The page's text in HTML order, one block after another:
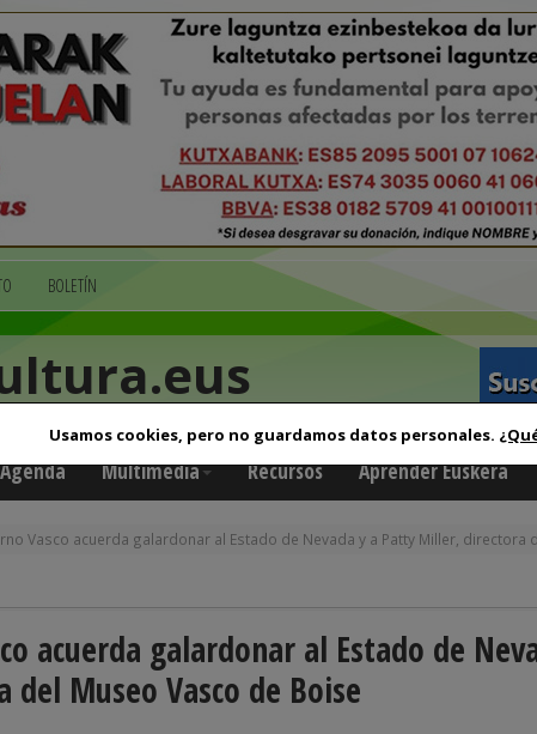
Usamos cookies, pero no guardamos datos personales.
BOLETÍN
Agenda Multimedia Recursos Aprender Euskera
Vasco acuerda galardonar al Estado de Nevada y a Patty Miller, directora
acuerda galardonar al Estado de
Museo Vasco de Boise